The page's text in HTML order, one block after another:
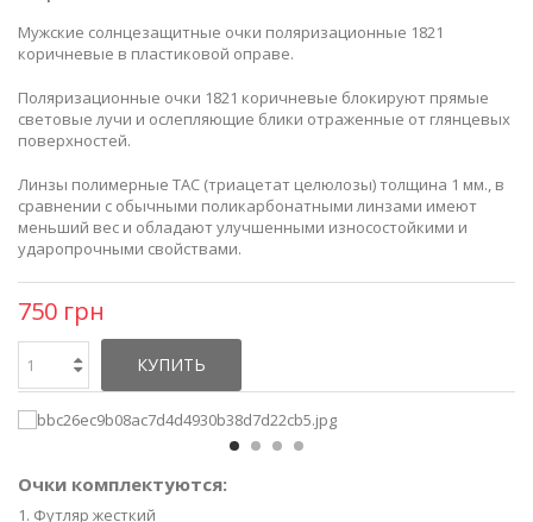
Мужские солнцезащитные очки поляризационные 1821
коричневые в пластиковой оправе.
Поляризационные очки 1821 коричневые блокируют прямые
световые лучи и ослепляющие блики отраженные от глянцевых
поверхностей.
Линзы полимерные ТАС (триацетат целюлозы) толщина 1 мм., в
сравнении с обычными поликарбонатными линзами имеют
меньший вес и обладают улучшенными износостойкими и
ударопрочными свойствами.
750 грн
КУПИТЬ
Очки комплектуются:
1. Футляр жесткий